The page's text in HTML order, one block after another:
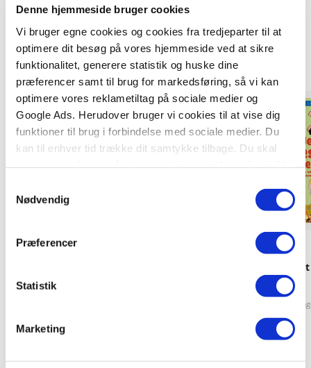
Denne hjemmeside bruger cookies
Vi bruger egne cookies og cookies fra tredjeparter til at
optimere dit besøg på vores hjemmeside ved at sikre
funktionalitet, generere statistik og huske dine
præferencer samt til brug for markedsføring, så vi kan
optimere vores reklametiltag på sociale medier og
Google Ads. Herudover bruger vi cookies til at vise dig
funktioner til brug i forbindelse med sociale medier. Du
kan til enhver tid trække dit samtykke tilbage. Du skal
tilbagetrækker et samtykke.
Nødvendig
Præferencer
Statistik
Marketing
Titler i serien
Hardcover
og Otto: I tivoli
79,95 KR.
Hardcover
Carlsens
Pia
169,95 KR.